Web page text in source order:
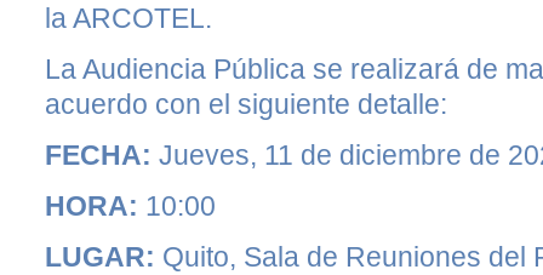
la ARCOTEL.
La Audiencia Pública se realizará de
acuerdo con el siguiente detalle:
FECHA: Jueves, 11 de diciembre de
HORA: 10:00
LUGAR: Quito, Sala de Reuniones del